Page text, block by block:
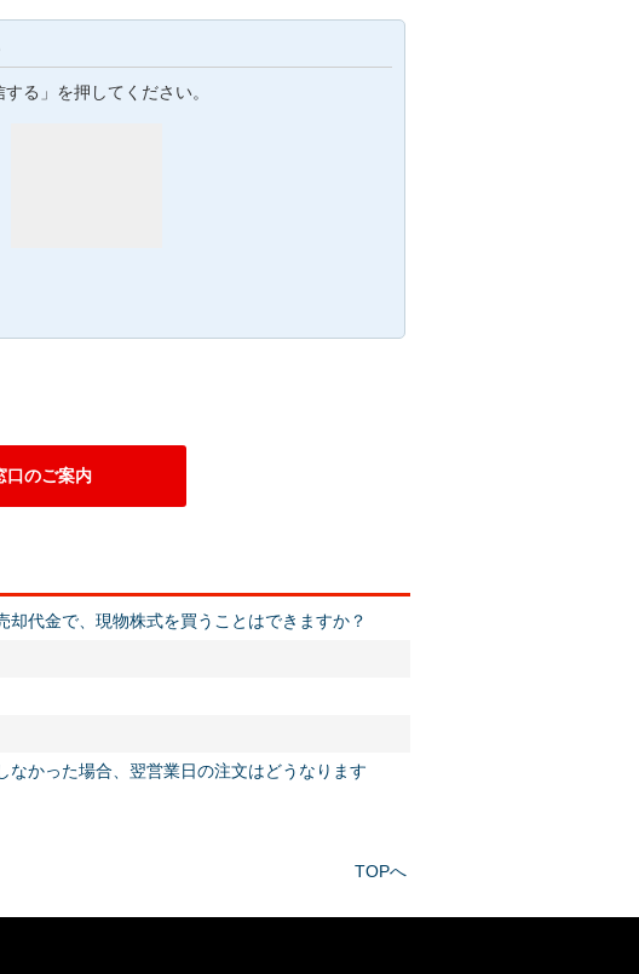
る」を押してください。
口のご案内
代金で、現物株式を買うことはできますか？
かった場合、翌営業日の注文はどうなります
TOPへ